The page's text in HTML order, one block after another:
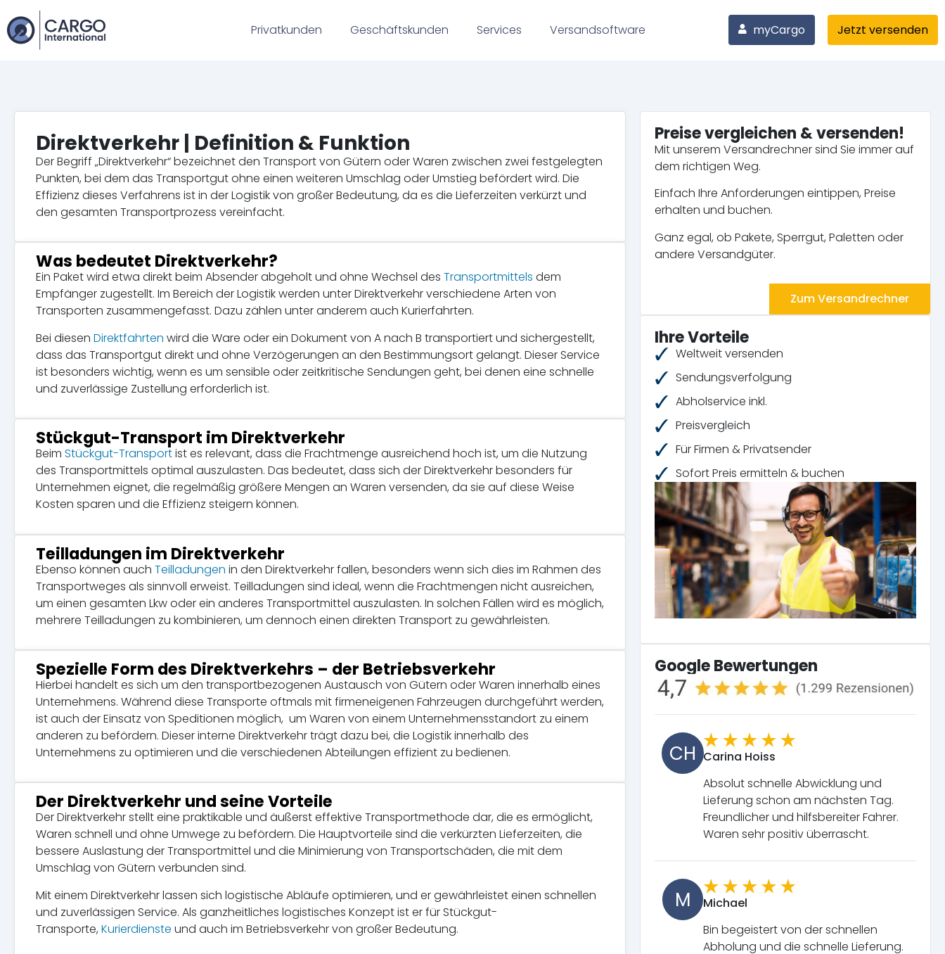
Privatkunden Geschäftskunden Services Versandsoftware myCargo Jetzt versenden
Direktverkehr | Definition & Funktion
Der Begriff „Direktverkehr“ bezeichnet den Transport von Gütern oder Waren zwischen zwei festgelegten
Punkten, bei dem das Transportgut ohne einen weiteren Umschlag oder Umstieg befördert wird. Die
Effizienz dieses Verfahrens ist in der Logistik von großer Bedeutung, da es die Lieferzeiten verkürzt und
den gesamten Transportprozess vereinfacht.
Was bedeutet Direktverkehr?
Ein Paket wird etwa direkt beim Absender abgeholt und ohne Wechsel des Transportmittels dem
Empfänger zugestellt. Im Bereich der Logistik werden unter Direktverkehr verschiedene Arten von
Transporten zusammengefasst. Dazu zählen unter anderem auch Kurierfahrten.
Bei diesen Direktfahrten wird die Ware oder ein Dokument von A nach B transportiert und sichergestellt,
dass das Transportgut direkt und ohne Verzögerungen an den Bestimmungsort gelangt. Dieser Service
ist besonders wichtig, wenn es um sensible oder zeitkritische Sendungen geht, bei denen eine schnelle
und zuverlässige Zustellung erforderlich ist.
Stückgut-Transport im Direktverkehr
Beim Stückgut-Transportist es relevant, dass die Frachtmenge ausreichend hoch ist, um die Nutzung
des Transportmittels optimal auszulasten. Das bedeutet, dass sich der Direktverkehr besonders für
Unternehmen eignet, die regelmäßig größere Mengen an Waren versenden, da sie auf diese Weise
Kosten sparen und die Effizienz steigern können.
Teilladungen im Direktverkehr
Ebenso können auch Teilladungen in den Direktverkehr fallen, besonders wenn sich dies im Rahmen des
Transportweges als sinnvoll erweist. Teilladungen sind ideal, wenn die Frachtmengen nicht ausreichen,
um einen gesamten Lkw oder ein anderes Transportmittel auszulasten. In solchen Fällen wird es möglich,
mehrere Teilladungen zu kombinieren, um dennoch einen direkten Transport zu gewährleisten.
Spezielle Form des Direktverkehrs – der Betriebsverkehr
Hierbei handelt es sich um den transportbezogenen Austausch von Gütern oder Waren innerhalb eines
Unternehmens. Während diese Transporte oftmals mit firmeneigenen Fahrzeugen durchgeführt werden,
ist auch der Einsatz von Speditionen möglich, um Waren von einem Unternehmensstandort zu einem
anderen zu befördern. Dieser interne Direktverkehr trägt dazu bei, die Logistik innerhalb des
Unternehmens zu optimieren und die verschiedenen Abteilungen effizient zu bedienen.
Der Direktverkehr und seine Vorteile
Der Direktverkehr stellt eine praktikable und äußerst effektive Transportmethode dar, die es ermöglicht,
Waren schnell und ohne Umwege zu befördern. Die Hauptvorteile sind die verkürzten Lieferzeiten, die
bessere Auslastung der Transportmittel und die Minimierung von Transportschäden, die mit dem
Umschlag von Gütern verbunden sind.
Mit einem Direktverkehr lassen sich logistische Abläufe optimieren, und er gewährleistet einen schnellen
und zuverlässigen Service. Als ganzheitliches logistisches Konzept ist er für Stückgut-
Transporte, Kurierdienste und auch im Betriebsverkehr von großer Bedeutung.
Preise vergleichen & versenden!
Mit unserem Versandrechner sind Sie immer auf
dem richtigen Weg.
Einfach Ihre Anforderungen eintippen, Preise
erhalten und buchen.
Ganz egal, ob Pakete, Sperrgut, Paletten oder
andere Versandgüter.
Zum Versandrechner
Ihre Vorteile
Weltweit versenden
Sendungsverfolgung
Abholservice inkl.
Preisvergleich
Für Firmen & Privatsender
Sofort Preis ermitteln & buchen
Google Bewertungen
CH Carina Hoiss
Absolut schnelle Abwicklung und
Lieferung schon am nächsten Tag.
Freundlicher und hilfsbereiter Fahrer.
Waren sehr positiv überrascht.
M
Michael
Bin begeistert von der schnellen
Abholung und die schnelle Lieferung.